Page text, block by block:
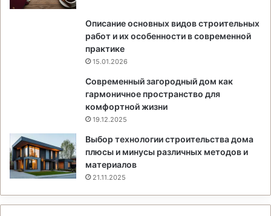
Описание основных видов строительных
работ и их особенности в современной
практике
15.01.2026
Современный загородный дом как
гармоничное пространство для
комфортной жизни
19.12.2025
Выбор технологии строительства дома
плюсы и минусы различных методов и
материалов
21.11.2025